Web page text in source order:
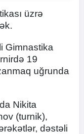
üzrə
Gimnastika
19
uğrunda
Nikita
(turnik),
dəstəli